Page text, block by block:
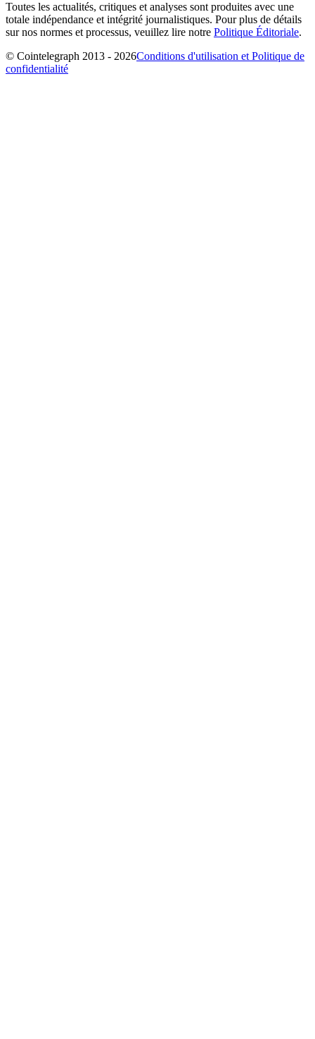
Toutes les actualités, critiques et analyses sont produites avec une
totale indépendance et intégrité journalistiques. Pour plus de détails
sur nos normes et processus, veuillez lire notre Politique Éditoriale.
© Cointelegraph 2013 - 2026Conditions d'utilisation et Politique de
confidentialité